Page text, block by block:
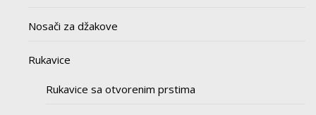
Nosači za džakove
Rukavice
Rukavice sa otvorenim prstima